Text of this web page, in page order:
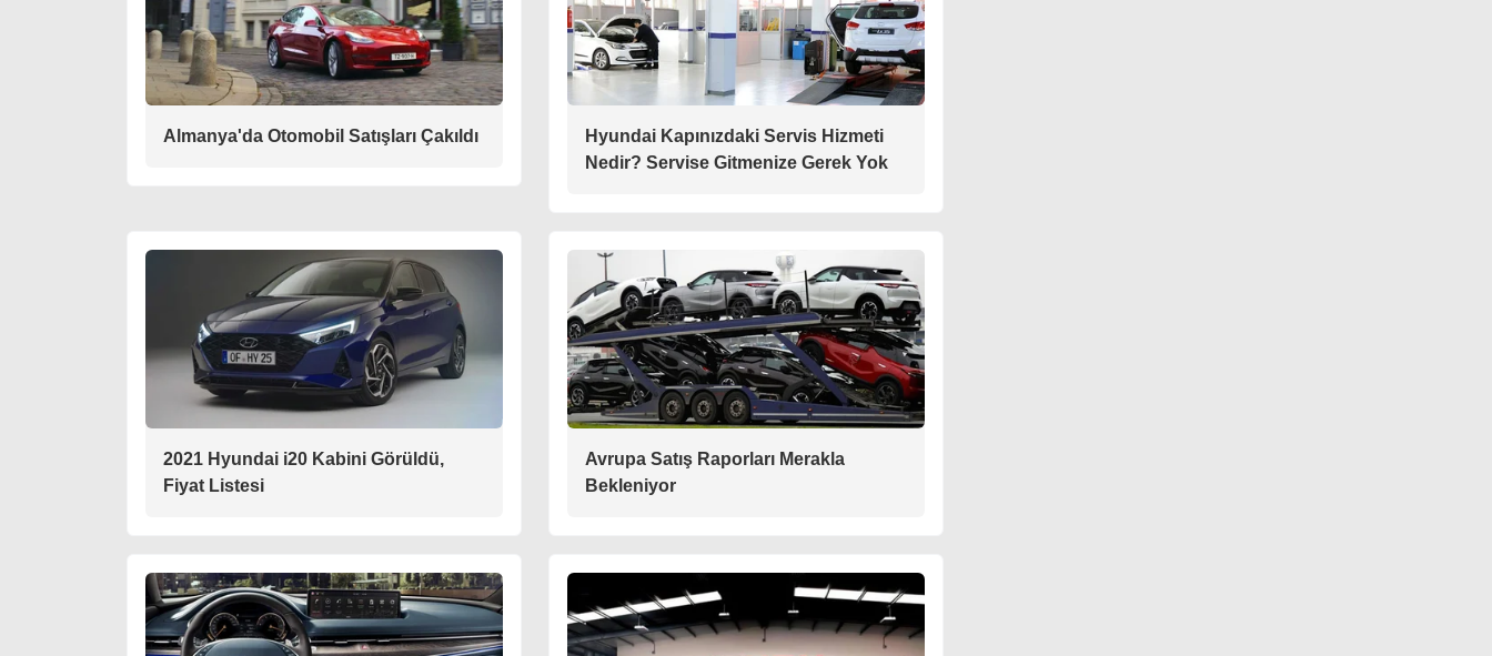
Almanya'da Otomobil Satışları Çakıldı
Hyundai Kapınızdaki Servis Hizmeti
Nedir? Servise Gitmenize Gerek Yok
2021 Hyundai i20 Kabini Görüldü,
Fiyat Listesi
Avrupa Satış Raporları Merakla
Bekleniyor